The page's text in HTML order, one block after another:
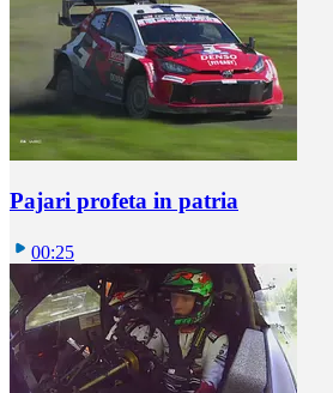
Pajari profeta in patria
00:25